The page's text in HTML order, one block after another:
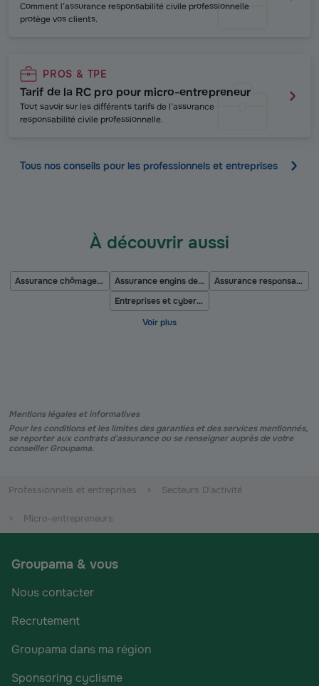
Comment l’assurance responsabilité civile professionnelle
protège vos clients.
PROS & TPE
Tarif de la RC pro pour micro-entrepreneur
Tout savoir sur les différents tarifs de l’assurance
responsabilité civile professionnelle.
Tous nos conseils pour les professionnels et entreprises
À découvrir aussi
Assurance chômage du dirigeant Assurance engins de chantier et travaux publics
Assurance responsabilité du dirigeant
Entreprises et cyber risques
Mentions légales et informatives
Pour les conditions et les limites des garanties et des services mentionnés,
se reporter aux contrats d’assurance ou se renseigner auprès de votre
conseiller Groupama.
Professionnels et entreprises Secteurs D'activité
Micro-entrepreneurs
Groupama & vous
Nous contacter
Recrutement
Groupama dans ma région
Sponsoring cyclisme